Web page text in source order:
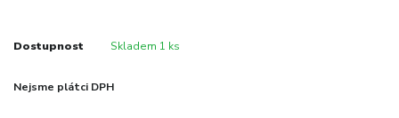
Dostupnost Skladem 1 ks
Nejsme plátci DPH